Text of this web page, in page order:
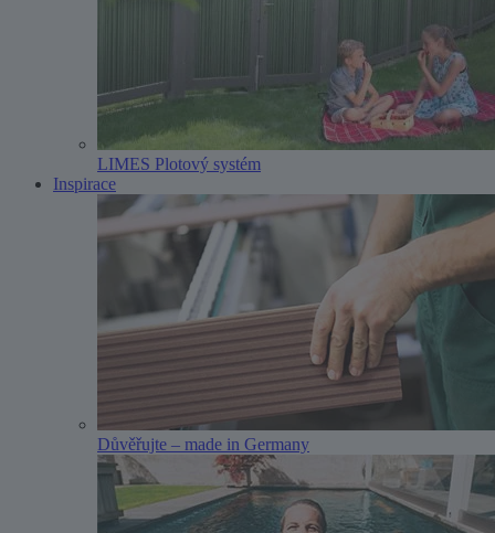
LIMES Plotový systém
Inspirace
Důvěřujte – made in Germany